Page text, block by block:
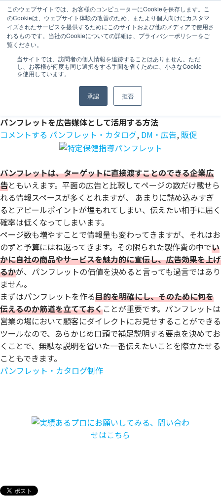
このウェブサイトでは、お客様のコンピューターにCookieを保存します。こ
のCookieは、ウェブサイト体験の改善のため、またより個人向けにカスタマ
イズされたサービスを提供するためにこのサイトおよび他のメディアで使用さ
れるものです。当社のCookieについての詳細は、プライバシーポリシーをご
覧ください。
当サイトでは、訪問者の個人情報を追跡することはありません。ただ
し、お客様が何度も同じ選択をする手間を省くために、小さなCookie
を使用しています。
承認 拒否
MENU
ウララツールナビ>ウララクリエイティブコラム>制作物別
パンフレット・カタログ
用する方法
URALA
ウララコミュニケーションズがお届けする
デザインツール制作に役立つコラム集です。
パンフレットを広告媒体として活用する方法
コメントする パンフレット・カタログ, DM・広告,販促
パンフレットは、ターゲットに直接渡すことのできる企業広
告ともいえます。平面の広告と比較してページの数だけ載せら
れる情報スペースが多くとれますが、 あまりに詰め込みすぎ
るとアピールポイントが埋もれてしまい、伝えたい相手に届く
確率は低くなってしまいます。
ページ数も増やすことで情報量も変わってきますが、それはお
のずと予算にはね返ってきます。その限られた製作費の中でい
かに自社の商品やサービスを魅力的に宣伝し、広告効果を上げ
るかが、パンフレットの価値を決めると言っても過言ではあり
ません。
まずはパンフレットを作る目的を明確にし、そのために何を
伝えるのか筋道を立てておくことが重要です。パンフレットは
営業の場において顧客にダイレクトにお見せすることができる
ツールなので、あらかじめ口頭で補足説明する要点を決めてお
くことで、無駄な説明を省いた一番伝えたいことを際立たせる
こともできます。
パンフレット・カタログ制作